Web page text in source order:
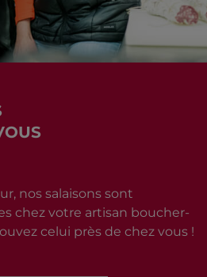
nos salaisons sont
chez votre artisan boucher-
celui près de chez vous !